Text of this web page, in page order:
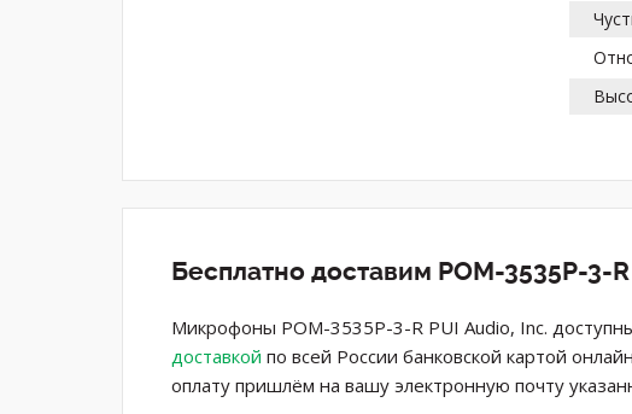
Бесплатно доставим POM-3535P-3-
Микрофоны POM-3535P-3-R PUI Audio, Inc.
доставкой по всей России банковской картой
оплату пришлём на вашу электронную почту